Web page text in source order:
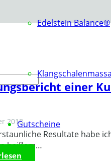
Edelstein Balance®
Gutscheine
einer
2018
Resultate habe
heißem…